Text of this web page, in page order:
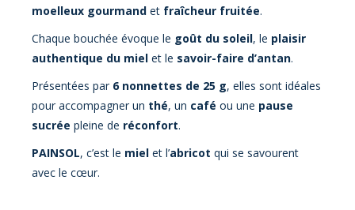
moelleux gourmand et fraîcheur fruitée.
Chaque bouchée évoque le goût du soleil, le plaisir
authentique du miel et le savoir-faire d’antan.
Présentées par 6 nonnettes de 25 g, elles sont idéales
pour accompagner un thé, un café ou une pause
sucrée pleine de réconfort.
PAINSOL, c’est le miel et l’abricot qui se savourent
avec le cœur.